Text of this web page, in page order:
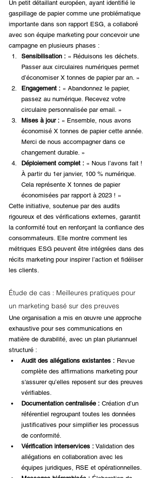
Un petit détaillant européen, ayant identifié le
gaspillage de papier comme une problématique
importante dans son rapport ESG, a collaboré
avec son équipe marketing pour concevoir une
campagne en plusieurs phases :
Sensibilisation : « Réduisons les déchets.
Passer aux circulaires numériques permet
d’économiser X tonnes de papier par an. »
Engagement : « Abandonnez le papier,
passez au numérique. Recevez votre
circulaire personnalisée par email. »
Mises à jour : « Ensemble, nous avons
économisé X tonnes de papier cette année.
Merci de nous accompagner dans ce
changement durable. »
Déploiement complet : « Nous l’avons fait !
À partir du 1er janvier, 100 % numérique.
Cela représente X tonnes de papier
économisées par rapport à 2023 ! »
Cette initiative, soutenue par des audits
rigoureux et des vérifications externes, garantit
la conformité tout en renforçant la confiance des
consommateurs. Elle montre comment les
métriques ESG peuvent être intégrées dans des
récits marketing pour inspirer l’action et fidéliser
les clients.
Étude de cas : Meilleures pratiques pour
un marketing basé sur des preuves
Une organisation a mis en œuvre une approche
exhaustive pour ses communications en
matière de durabilité, avec un plan pluriannuel
structuré :
Audit des allégations existantes : Revue
complète des affirmations marketing pour
s'assurer qu’elles reposent sur des preuves
vérifiables.
Documentation centralisée : Création d’un
référentiel regroupant toutes les données
justificatives pour simplifier les processus
de conformité.
Vérification interservices : Validation des
allégations en collaboration avec les
équipes juridiques, RSE et opérationnelles.